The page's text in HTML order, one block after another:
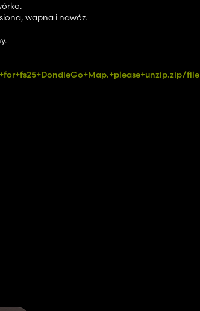
wapna i nawóz.
file